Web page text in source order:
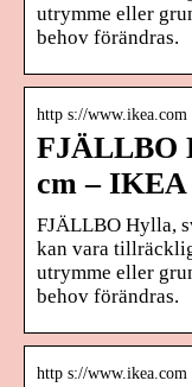
utrymme eller
behov förändras.
http s://
FJÄLLBO
cm – IKEA
FJÄLLBO Hylla,
kan vara
utrymme eller
behov förändras.
http s://